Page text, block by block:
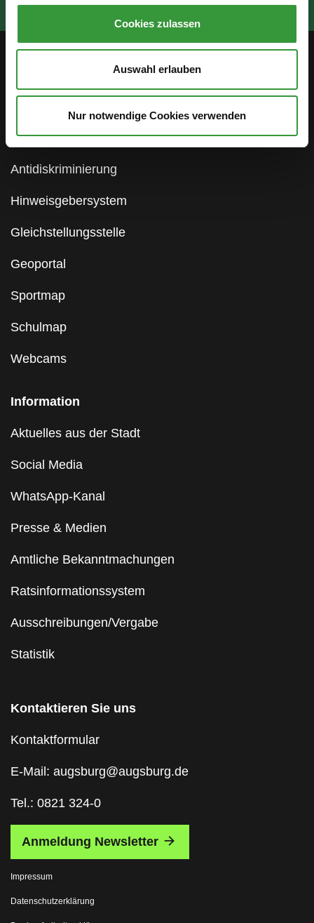
Cookies zulassen
Auswahl erlauben
Nur notwendige Cookies verwenden
Stellenanzeigen
Antidiskriminierung
Hinweisgebersystem
Gleichstellungsstelle
Geoportal
Sportmap
Schulmap
Webcams
Information
Aktuelles aus der Stadt
Social Media
WhatsApp-Kanal
Presse & Medien
Amtliche Bekanntmachungen
Ratsinformationssystem
Ausschreibungen/Vergabe
Statistik
Kontaktieren Sie uns
Kontaktformular
E-Mail: augsburg@augsburg.de
Tel.: 0821 324-0
Anmeldung Newsletter
Impressum
Datenschutzerklärung